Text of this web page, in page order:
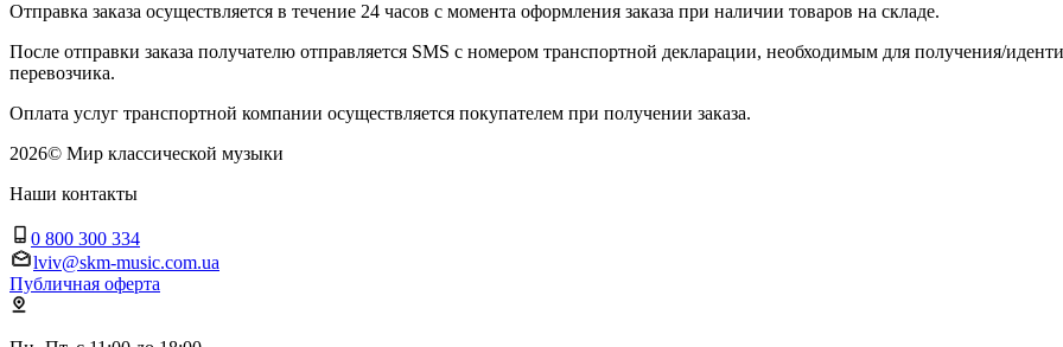
Отправка заказа осуществляется в течение 24 часов с момента оформления заказа при наличии товаров на складе.
После отправки заказа получателю отправляется SMS с номером транспортной декларации, необходимым для получения/
перевозчика.
Оплата услуг транспортной компании осуществляется покупателем при получении заказа.
2026© Мир классической музыки
Наши контакты
0 800 300 334
lviv@skm-music.com.ua
Публичная оферта